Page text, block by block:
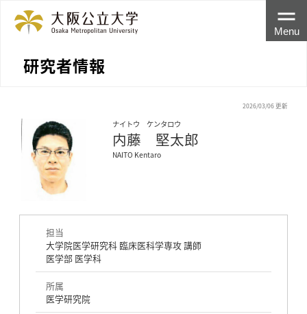
研究者情報
Menu
2026/03/06 更新
ナイトウ ケンタロウ
内藤 堅太郎
NAITO Kentaro
担当
大学院医学研究科 臨床医科学専攻 講師
医学部 医学科
所属
医学研究院